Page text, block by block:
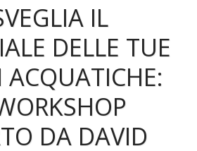
IL
DELLE TUE
ACQUATICHE:
DA DAVID